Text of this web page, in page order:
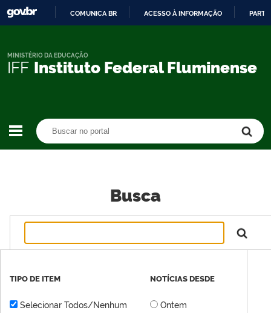
CONTEÚDO
COMUNICA BR ACESSO À INFORMAÇÃO
IFF Instituto Federal Fluminense
MINISTÉRIO DA EDUCAÇÃO
Busca
TIPO DE ITEM
Selecionar Todos/Nenhum
NOTÍCIAS DESDE
Ontem